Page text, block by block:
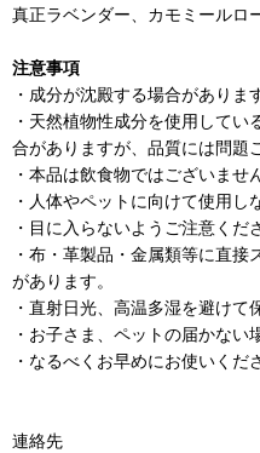
真正ラベンダー、カモミールロ
注意事項
・成分が沈殿する場合がありま
・天然植物性成分を使用して
合がありますが、品質には問題
・本品は飲食物ではございませ
・人体やペットに向けて使用し
・目に入らないようご注意くだ
・布・革製品・金属類等に直接
があります。
・直射日光、高温多湿を避けて
・お子さま、ペットの届かない
・なるべくお早めにお使いくだ
連絡先